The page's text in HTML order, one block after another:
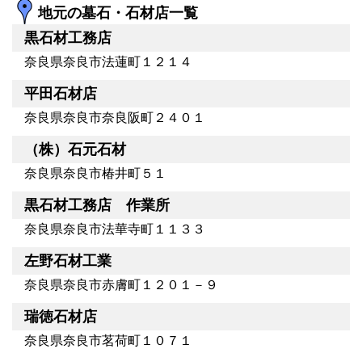
地元の墓石・石材店一覧
黒石材工務店
奈良県奈良市法蓮町１２１４
平田石材店
奈良県奈良市奈良阪町２４０１
（株）石元石材
奈良県奈良市椿井町５１
黒石材工務店 作業所
奈良県奈良市法華寺町１１３３
左野石材工業
奈良県奈良市赤膚町１２０１－９
瑞徳石材店
奈良県奈良市茗荷町１０７１